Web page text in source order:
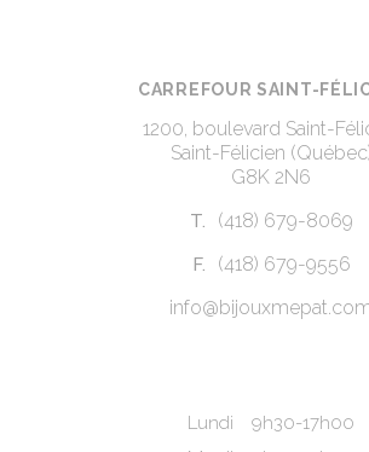
CARREFOUR SAINT-
1200, boulevard Saint-
Saint-Félicien
G8K 2N6
T. (418) 679-8069
F.
(418) 679-9556
Lundi
9h30-17h00